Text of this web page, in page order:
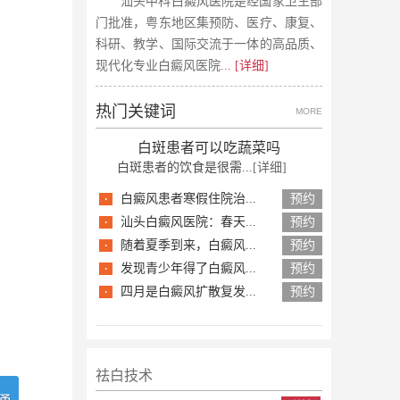
门批准，粤东地区集预防、医疗、康复、
科研、教学、国际交流于一体的高品质、
现代化专业白癜风医院... [详细]
热门关键词 MORE
白斑患者可以吃蔬菜吗
白斑患者的饮食是很需... [详细]
· 白癜风患者寒假住院治... 预约
· 汕头白癜风医院：春天... 预约
· 随着夏季到来，白癜风... 预约
· 发现青少年得了白癜风... 预约
· 四月是白癜风扩散复发... 预约
祛白技术